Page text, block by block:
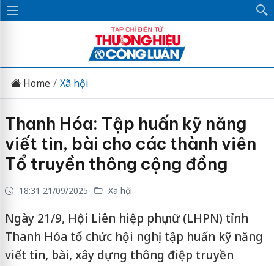
Home Xã hội
Thanh Hóa: Tập huấn kỹ năng
viết tin, bài cho các thành viên
Tổ truyền thông cộng đồng
18:31 21/09/2025 Xã hội
Ngày 21/9, Hội Liên hiệp phụ nữ (LHPN) tỉnh
Thanh Hóa tổ chức hội nghị tập huấn kỹ năng
viết tin, bài, xây dựng thông điệp truyền